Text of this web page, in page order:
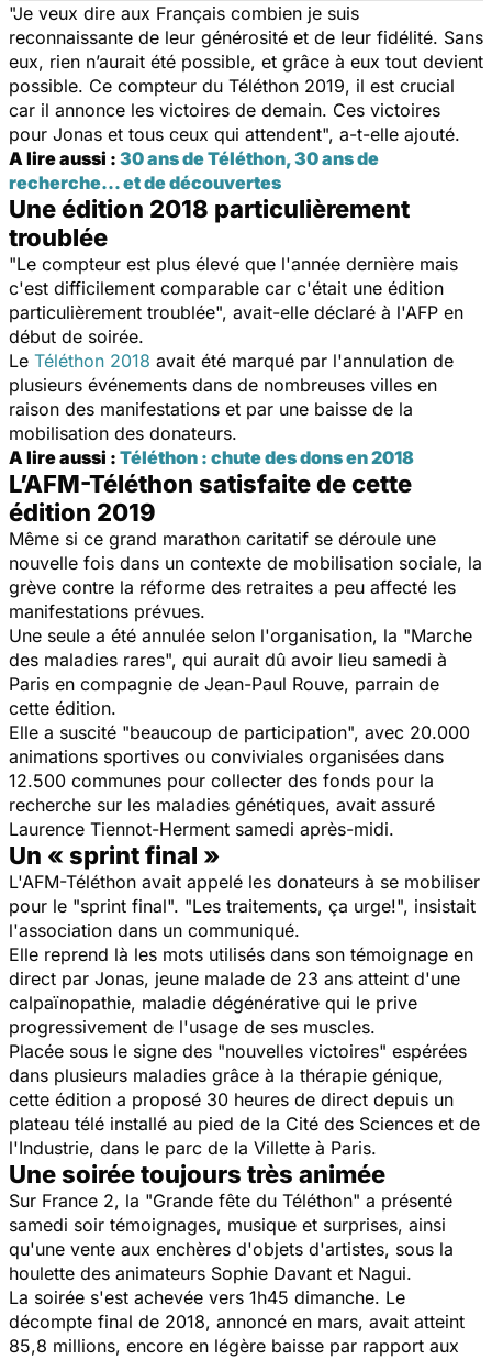
"Je veux dire aux Français combien je suis
reconnaissante de leur générosité et de leur fidélité. Sans
eux, rien n’aurait été possible, et grâce à eux tout devient
possible. Ce compteur du Téléthon 2019, il est crucial
car il annonce les victoires de demain. Ces victoires
pour Jonas et tous ceux qui attendent", a-t-elle ajouté.
A lire aussi : 30 ans de Téléthon, 30 ans de
recherche... et de découvertes
Une édition 2018 particulièrement
troublée
"Le compteur est plus élevé que l'année dernière mais
c'est difficilement comparable car c'était une édition
particulièrement troublée", avait-elle déclaré à l'AFP en
début de soirée.
Le Téléthon 2018 avait été marqué par l'annulation de
plusieurs événements dans de nombreuses villes en
raison des manifestations et par une baisse de la
mobilisation des donateurs.
A lire aussi : Téléthon : chute des dons en 2018
L’AFM-Téléthon satisfaite de cette
édition 2019
Même si ce grand marathon caritatif se déroule une
nouvelle fois dans un contexte de mobilisation sociale, la
grève contre la réforme des retraites a peu affecté les
manifestations prévues.
Une seule a été annulée selon l'organisation, la "Marche
des maladies rares", qui aurait dû avoir lieu samedi à
Paris en compagnie de Jean-Paul Rouve, parrain de
cette édition.
Elle a suscité "beaucoup de participation", avec 20.000
animations sportives ou conviviales organisées dans
12.500 communes pour collecter des fonds pour la
recherche sur les maladies génétiques, avait assuré
Laurence Tiennot-Herment samedi après-midi.
Un « sprint final »
L'AFM-Téléthon avait appelé les donateurs à se mobiliser
pour le "sprint final". "Les traitements, ça urge!", insistait
l'association dans un communiqué.
Elle reprend là les mots utilisés dans son témoignage en
direct par Jonas, jeune malade de 23 ans atteint d'une
calpaïnopathie, maladie dégénérative qui le prive
progressivement de l'usage de ses muscles.
Placée sous le signe des "nouvelles victoires" espérées
dans plusieurs maladies grâce à la thérapie génique,
cette édition a proposé 30 heures de direct depuis un
plateau télé installé au pied de la Cité des Sciences et de
l'Industrie, dans le parc de la Villette à Paris.
Une soirée toujours très animée
Sur France 2, la "Grande fête du Téléthon" a présenté
samedi soir témoignages, musique et surprises, ainsi
qu'une vente aux enchères d'objets d'artistes, sous la
houlette des animateurs Sophie Davant et Nagui.
La soirée s'est achevée vers 1h45 dimanche. Le
décompte final de 2018, annoncé en mars, avait atteint
85,8 millions, encore en légère baisse par rapport aux